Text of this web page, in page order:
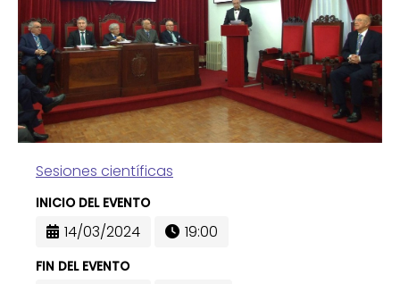
Sesiones científicas
INICIO DEL EVENTO
14/03/2024 19:00
FIN DEL EVENTO